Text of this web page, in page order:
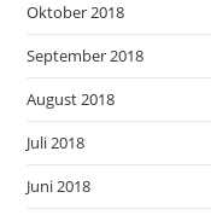
Oktober 2018
September 2018
August 2018
Juli 2018
Juni 2018